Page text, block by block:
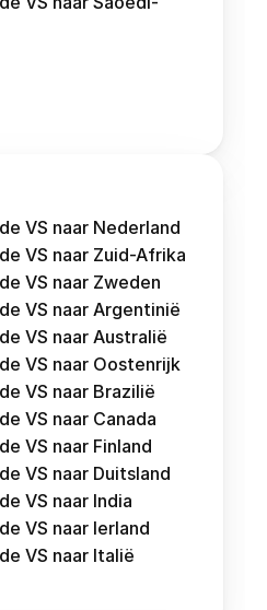
VS naar Nederland
VS naar Zuid-Afrika
VS naar Zweden
VS naar Argentinië
VS naar Australië
VS naar Oostenrijk
VS naar Brazilië
VS naar Canada
VS naar Finland
VS naar Duitsland
VS naar India
VS naar Ierland
VS naar Italië